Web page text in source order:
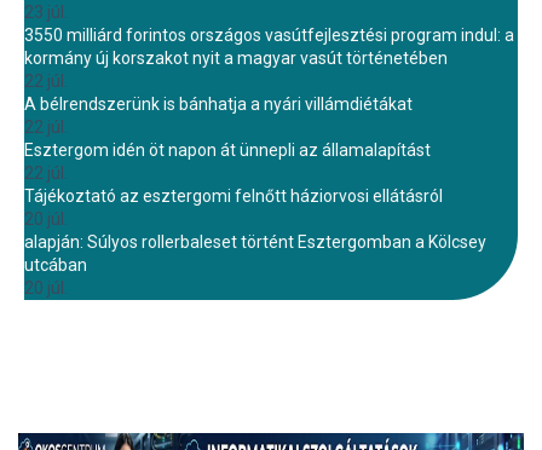
23 júl.
3550 milliárd forintos országos vasútfejlesztési program indul: a
kormány új korszakot nyit a magyar vasút történetében
22 júl.
A bélrendszerünk is bánhatja a nyári villámdiétákat
22 júl.
Esztergom idén öt napon át ünnepli az államalapítást
22 júl.
Tájékoztató az esztergomi felnőtt háziorvosi ellátásról
20 júl.
alapján: Súlyos rollerbaleset történt Esztergomban a Kölcsey
utcában
20 júl.